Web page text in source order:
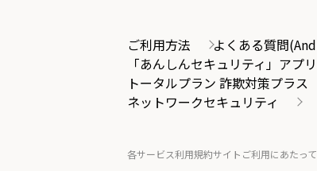
ご利用方法 よくある質問
「あんしんセキュリティ」アプ
トータルプラン 詐欺対策プラス
ネットワークセキュリティ
各サービス利用規約サイトご利用にあたって